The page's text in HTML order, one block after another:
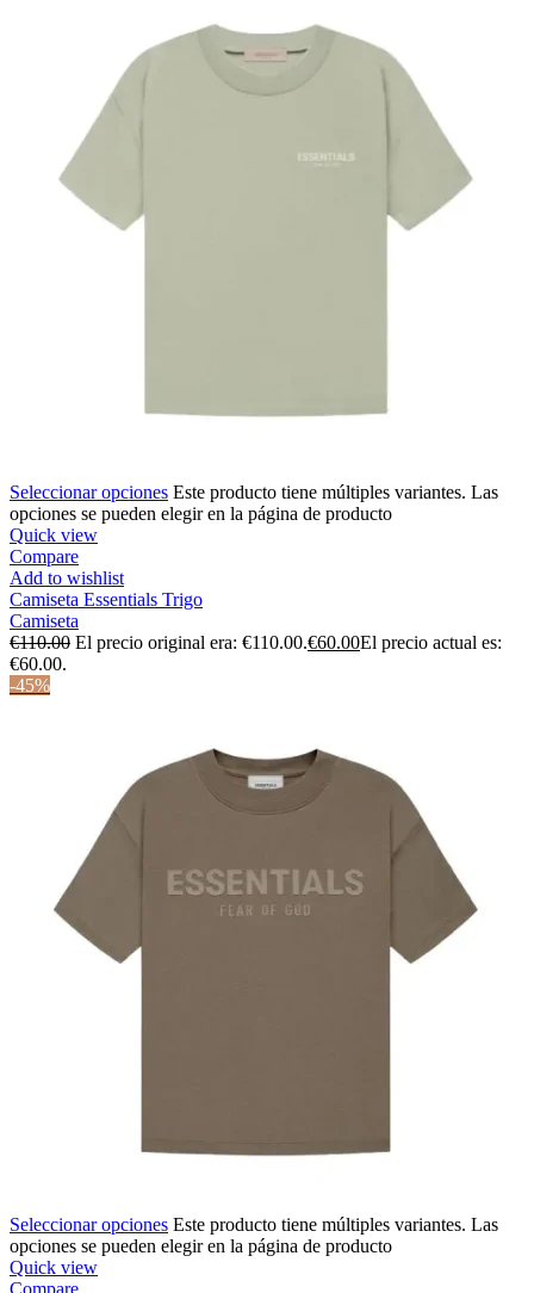
Seleccionar opciones Este producto tiene múltiples variantes. Las
opciones se pueden elegir en la página de producto
Quick view
Compare
Add to wishlist
Camiseta Essentials Trigo
Camiseta
€110.00 El precio original era: €110.00.€60.00El precio actual es:
€60.00.
-45%
Seleccionar opciones Este producto tiene múltiples variantes. Las
opciones se pueden elegir en la página de producto
Quick view